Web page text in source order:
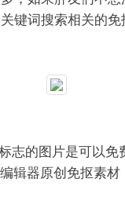
键词搜索相关的免
志的图片是可以免
辑器原创免抠素材